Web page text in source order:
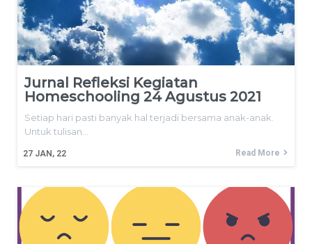
Jurnal Refleksi Kegiatan
Homeschooling 24 Agustus 2021
27 JAN, 22
Setiap hari pasti banyak hal terjadi bersama anak-anak.
Untuk tulisan…
Read More